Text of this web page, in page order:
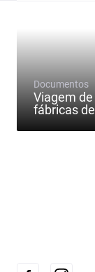
Documentos
Viagem
fábricas